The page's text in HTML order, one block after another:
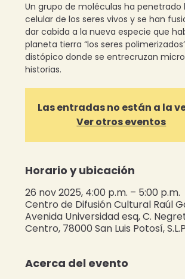
Un grupo de moléculas ha penetrado
celular de los seres vivos y se han
dar cabida a la nueva especie que
planeta tierra “los seres
distópico donde se entrecruzan
historias.
Las entradas no están a la
Ver otros eventos
Horario y ubicación
26 nov 2025, 4:00 p.m. – 5:00 p.m.
Centro de Difusión Cultural Raúl
Avenida Universidad esq, C.
Centro, 78000 San Luis Potosí,
Acerca del evento